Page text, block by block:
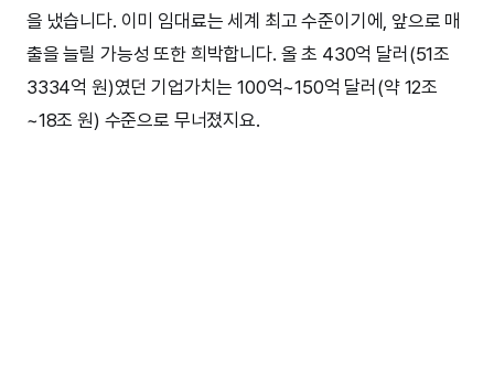
을 냈습니다. 이미 임대료는 세계 최고 수준이기에, 앞으로 매
출을 늘릴 가능성 또한 희박합니다. 올 초 430억 달러(51조
3334억 원)였던 기업가치는 100억~150억 달러(약 12조
~18조 원) 수준으로 무너졌지요.